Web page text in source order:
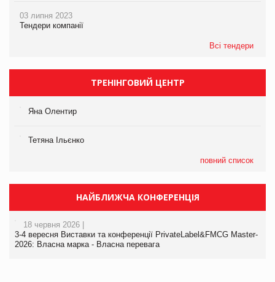
03 липня 2023
Тендери компанії
Всі тендери
ТРЕНІНГОВИЙ ЦЕНТР
Яна Олентир
Тетяна Ільєнко
повний список
НАЙБЛИЖЧА КОНФЕРЕНЦІЯ
18 червня 2026 |
3-4 вересня Виставки та конференції PrivateLabel&FMCG Master-
2026: Власна марка - Власна перевага